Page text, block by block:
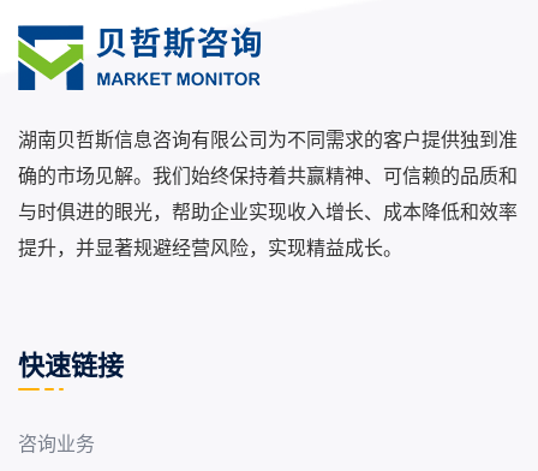
湖南贝哲斯信息咨询有限公司为不同需求的客户提供独到准
确的市场见解。我们始终保持着共赢精神、可信赖的品质和
与时俱进的眼光，帮助企业实现收入增长、成本降低和效率
提升，并显著规避经营风险，实现精益成长。
快速链接
咨询业务